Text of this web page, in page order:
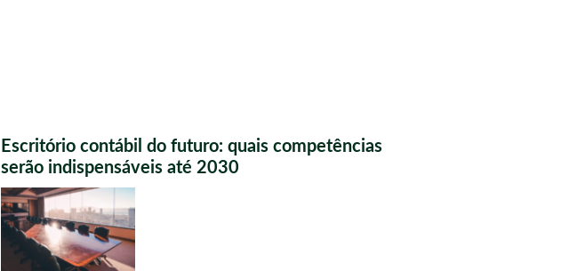
Escritório contábil do futuro: quais competências
serão indispensáveis até 2030